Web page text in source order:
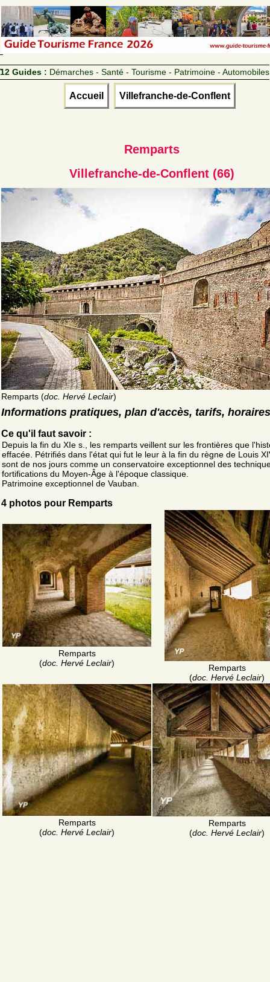
12 Guides : Démarches - Santé - Tourisme - Patrimoine - Automobiles
Accueil Villefranche-de-Conflent
Remparts
Villefranche-de-Conflent (66)
Remparts (doc. Hervé Leclair)
Informations pratiques, plan d'accès, tarifs, horaires
Ce qu'il faut savoir :
Depuis la fin du XIe s., les remparts veillent sur les frontières que
effacée. Pétrifiés dans l'état qui fut le leur à la fin du règne de Louis
sont de nos jours comme un conservatoire exceptionnel des
fortifications du Moyen-Âge à l'époque classique.
Patrimoine exceptionnel de Vauban.
4 photos pour Remparts
Remparts
(doc. Hervé Leclair)
Remparts
(doc. Hervé Leclair)
Remparts
(doc. Hervé Leclair)
Remparts
(doc. Hervé Leclair)